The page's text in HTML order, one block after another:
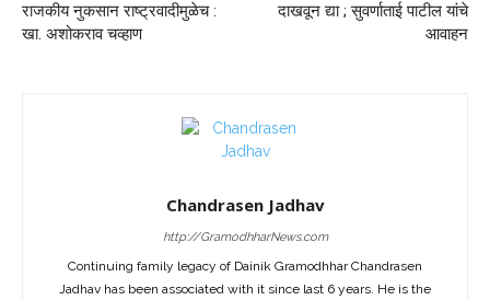
राजकीय नुकसान राष्ट्रवादीमुळेच :
खा. अशोकराव चव्हाण
दाखवून द्या ; सुवर्णाताई पाटील यांचे
आवाहन
Chandrasen Jadhav
http://GramodhharNews.com
Continuing family legacy of Dainik Gramodhhar Chandrasen
Jadhav has been associated with it since last 6 years. He is the